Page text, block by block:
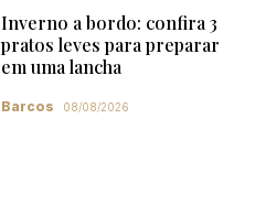
Inverno a bordo: confira 3
pratos leves para preparar
em uma lancha
Barcos 08/08/2026